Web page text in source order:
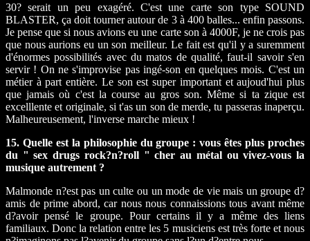
30? serait un peu exagéré. C'est une carte son type SOUND
BLASTER, ça doit tourner autour de 3 à 400 balles... enfin passons.
Je pense que si nous avions eu une carte son à 4000F, je ne crois pas
que nous aurions eu un son meilleur. Le fait est qu'il y a suremment
d'énormes possibilités avec du matos de qualité, faut-il savoir s'en
servir ! On ne s'improvise pas ingé-son en quelques mois. C'est un
métier à part entière. Le son est super important et aujoud'hui plus
que jamais où c'est la course au gros son. Même si ta zique est
excelllente et originale, si t'as un son de merde, tu passeras inaperçu.
Malheureusement, l'inverse marche mieux !
15. Quelle est la philosophie du groupe : vous êtes plus proches
du " sex drugs rock?n?roll " cher au métal ou vivez-vous la
musique autrement ?
Malmonde n?est pas un culte ou un mode de vie mais un groupe d?
amis de prime abord, car nous nous connaissions tous avant même
d?avoir pensé le groupe. Pour certains il y a même des liens
familiaux. Donc la relation entre les 5 musiciens est très forte et nous